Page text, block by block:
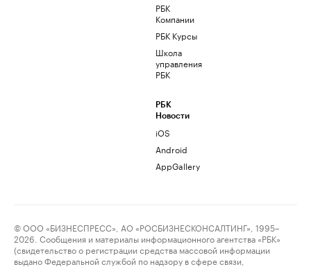
РБК
Компании
РБК Курсы
Школа
управления
РБК
РБК
Новости
iOS
Android
AppGallery
© ООО «БИЗНЕСПРЕСС», АО «РОСБИЗНЕСКОНСАЛТИНГ», 1995–
2026. Сообщения и материалы информационного агентства «РБК»
(свидетельство о регистрации средства массовой информации
выдано Федеральной службой по надзору в сфере связи,